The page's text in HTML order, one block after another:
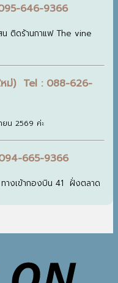
646-9366
น ติดร้านกาแฟ The vine
ม่) Tel : 088-626-
ยน 2569 ค่ะ
665-9366
างเข้ากองบิน 41 ฝั่งตลาด